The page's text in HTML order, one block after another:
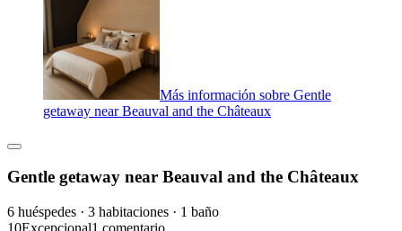
Más información sobre Gentle
getaway near Beauval and the Châteaux
Gentle getaway near Beauval and the Châteaux
6 huéspedes · 3 habitaciones · 1 baño
10Excepcional1 comentario